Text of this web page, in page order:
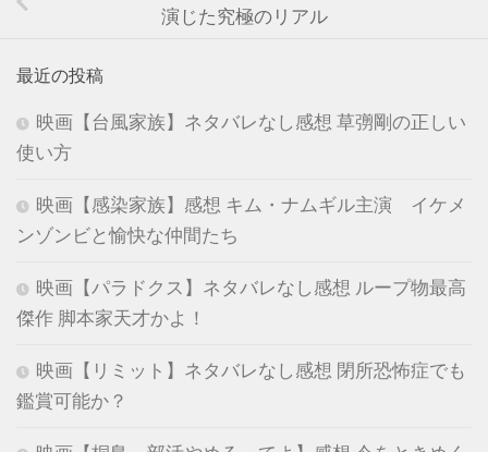
演じた究極のリアル
最近の投稿
映画【台風家族】ネタバレなし感想 草彅剛の正しい
使い方
映画【感染家族】感想 キム・ナムギル主演 イケメ
ンゾンビと愉快な仲間たち
映画【パラドクス】ネタバレなし感想 ループ物最高
傑作 脚本家天才かよ！
映画【リミット】ネタバレなし感想 閉所恐怖症でも
鑑賞可能か？